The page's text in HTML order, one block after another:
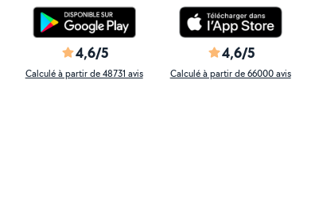
4,6/5
Calculé à partir de 48731 avis
4,6/5
Calculé à partir de 66000 avis